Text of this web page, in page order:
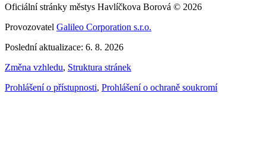
Oficiální stránky městys Havlíčkova Borová © 2026
Provozovatel Galileo Corporation s.r.o.
Poslední aktualizace: 6. 8. 2026
Změna vzhledu, Struktura stránek
Prohlášení o přístupnosti, Prohlášení o ochraně soukromí